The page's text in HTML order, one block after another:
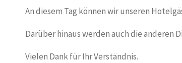
An diesem Tag können wir unseren
Darüber hinaus werden auch die anderen
Vielen Dank für Ihr Verständnis.